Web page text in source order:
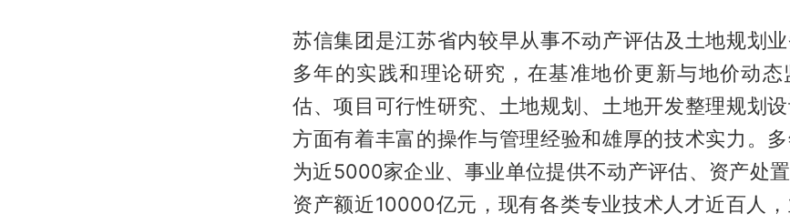
苏信集团是江苏省内较早从事不动产评估及土地规划
多年的实践和理论研究，在基准地价更新与地价动
估、项目可行性研究、土地规划、土地开发整理规划
方面有着丰富的操作与管理经验和雄厚的技术实力。
为近5000家企业、事业单位提供不动产评估、资产处
资产额近10000亿元，现有各类专业技术人才近百人